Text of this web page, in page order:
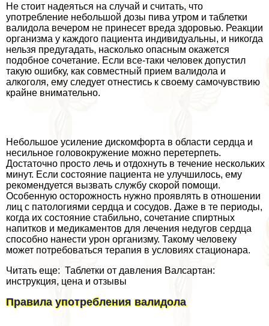
Не стоит надеяться на случай и считать, что
употрeбление небольшой дозы пива утром и таблетки
валидола вечером не принесет вреда здоровью. Реакции
организма у каждого пациента индивидуальны, и никогда
нельзя предугадать, насколько опасным окажется
подобное сочетание. Если все-таки человек допустил
такую ошибку, как совместный прием валидола и
алкоголя, ему следует отнестись к своему самочувствию
крайне внимательно.
Небольшое усиление дискомфорта в области сердца и
несильное головокружение можно перетерпеть.
Достаточно просто лечь и отдохнуть в течение нескольких
минут. Если состояние пациента не улучшилось, ему
рекомендуется вызвать службу скорой помощи.
Особенную осторожность нужно проявлять в отношении
лиц с патологиями сердца и сосудов. Даже в те периоды,
когда их состояние стабильно, сочетание спиртных
напитков и медикаментов для лечения недугов сердца
способно нанести урон организму. Такому человеку
может потребоваться терапия в условиях стационара.
Читать еще: Таблетки от давления Валсартан:
инструкция, цена и отзывы
Правила употрeбления валидола